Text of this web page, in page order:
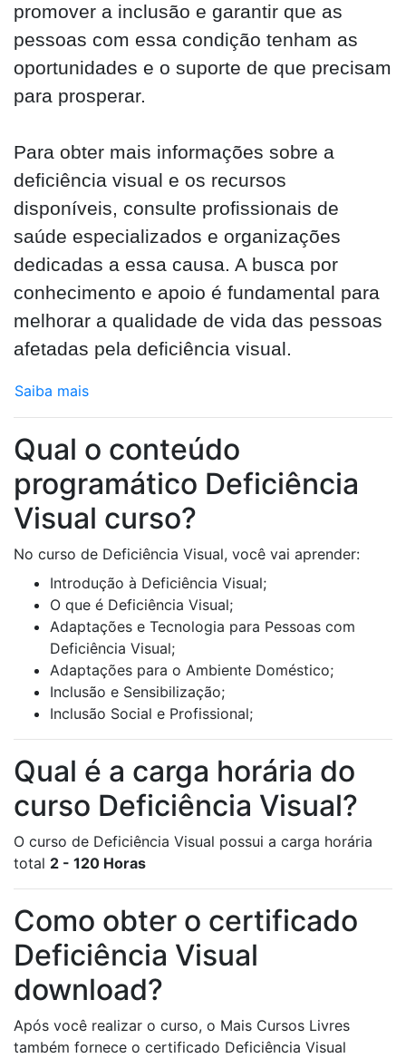
promover a inclusão e garantir que as
pessoas com essa condição tenham as
oportunidades e o suporte de que precisam
para prosperar.
Para obter mais informações sobre a
deficiência visual e os recursos
disponíveis, consulte profissionais de
saúde especializados e organizações
dedicadas a essa causa. A busca por
conhecimento e apoio é fundamental para
melhorar a qualidade de vida das pessoas
afetadas pela deficiência visual.
Saiba mais
Qual o conteúdo
programático Deficiência
Visual curso?
No curso de Deficiência Visual, você vai aprender:
Introdução à Deficiência Visual;
O que é Deficiência Visual;
Adaptações e Tecnologia para Pessoas com
Deficiência Visual;
Adaptações para o Ambiente Doméstico;
Inclusão e Sensibilização;
Inclusão Social e Profissional;
Qual é a carga horária do
curso Deficiência Visual?
O curso de Deficiência Visual possui a carga horária
total 2 - 120 Horas
Como obter o certificado
Deficiência Visual
download?
Após você realizar o curso, o Mais Cursos Livres
também fornece o certificado Deficiência Visual